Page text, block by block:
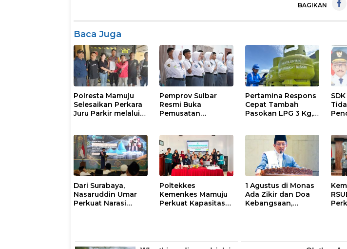
BAGIKAN
Baca Juga
Polresta Mamuju
Selesaikan Perkara
Juru Parkir melalui
Pemprov Sulbar
Resmi Buka
Pemusatan
Pertamina Respons
Cepat Tambah
Pasokan LPG 3 Kg,
Berlangsung
Kondusif
Dari Surabaya,
Nasaruddin Umar
Perkuat Narasi
Poltekkes
Kemenkes Mamuju
Perkuat Kapasitas
1 Agustus di Monas
Ada Zikir dan Doa
Kebangsaan,